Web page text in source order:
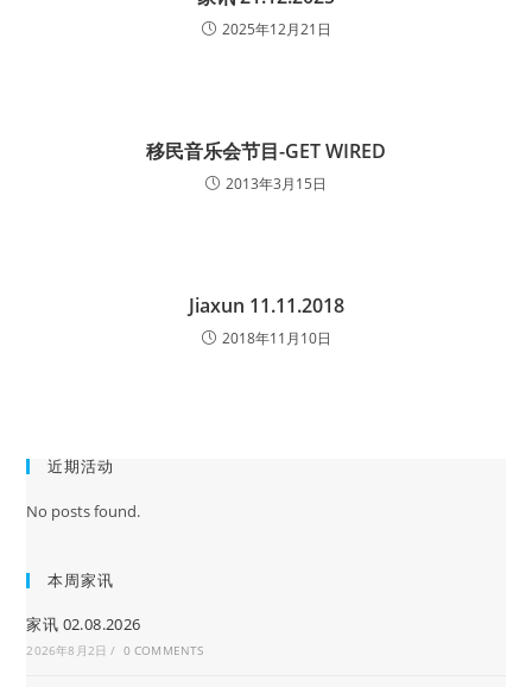
2025年12月21日
移民音乐会节目-GET WIRED
2013年3月15日
Jiaxun 11.11.2018
2018年11月10日
近期活动
No posts found.
本周家讯
家讯 02.08.2026
2026年8月2日 / 0 COMMENTS